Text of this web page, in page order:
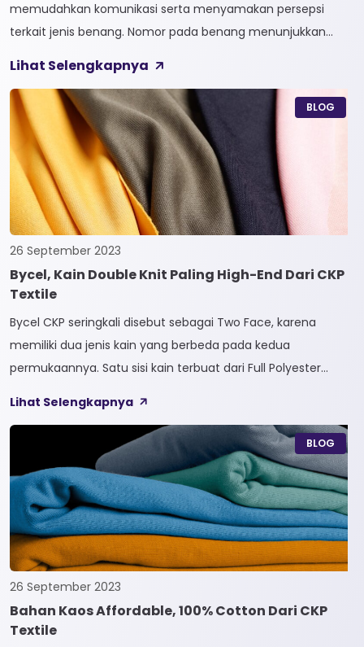
memudahkan komunikasi serta menyamakan persepsi
terkait jenis benang. Nomor pada benang menunjukkan
penomoran sendiri terbagi menjadi dua, Tidak Langsung dan
Langsung. 1. Penomoran Tidak Langsung Penomoran Tidak
Langsung biasa diaplikasikan pada jenis Natural Fiber, seperti
Rayon dan Cotton. Satuan yang paling […]
Lihat Selengkapnya
BLOG
26 September 2023
Bycel, Kain Double Knit Paling High-End Dari CKP
Textile
Bycel CKP seringkali disebut sebagai Two Face, karena
memiliki dua jenis kain yang berbeda pada kedua
permukaannya. Satu sisi kain terbuat dari Full Polyester
Bycel merupakan kain High-End karena bersifat Fungsional,
dapat digunakan sesuai kebutuhan customer. Selain itu,
kain Bycel juga diberi teknologi teranyar yakni pemberian
dua jenis […]
Lihat Selengkapnya
BLOG
26 September 2023
Bahan Kaos Affordable, 100% Cotton Dari CKP
Textile